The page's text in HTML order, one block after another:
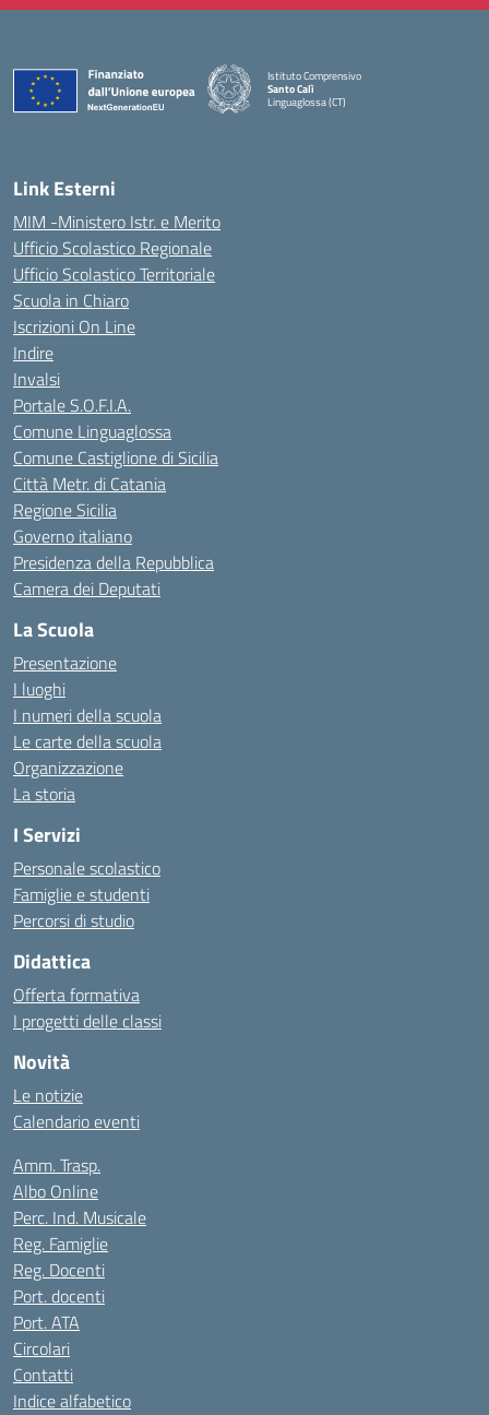
Istituto Comprensivo
Santo Calì
Linguaglossa (CT)
— Visita la pagina iniziale della scuola
Link Esterni
MIM -Ministero Istr. e Merito
Ufficio Scolastico Regionale
Ufficio Scolastico Territoriale
Scuola in Chiaro
Iscrizioni On Line
Indire
Invalsi
Portale S.O.F.I.A.
Comune Linguaglossa
Comune Castiglione di Sicilia
Città Metr. di Catania
Regione Sicilia
Governo italiano
Presidenza della Repubblica
Camera dei Deputati
La Scuola
Presentazione
I luoghi
I numeri della scuola
Le carte della scuola
Organizzazione
La storia
I Servizi
Personale scolastico
Famiglie e studenti
Percorsi di studio
Didattica
Offerta formativa
I progetti delle classi
Novità
Le notizie
Calendario eventi
Amm. Trasp.
Albo Online
Perc. Ind. Musicale
Reg. Famiglie
Reg. Docenti
Port. docenti
Port. ATA
Circolari
Contatti
Indice alfabetico